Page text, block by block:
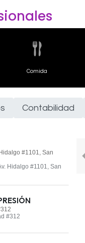
Comida
Contabilidad
#1101, San
Hidalgo #1101, San
#312